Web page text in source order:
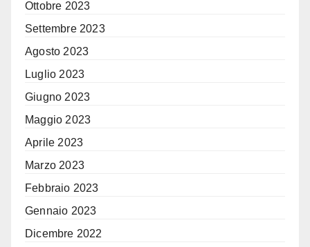
Ottobre 2023
Settembre 2023
Agosto 2023
Luglio 2023
Giugno 2023
Maggio 2023
Aprile 2023
Marzo 2023
Febbraio 2023
Gennaio 2023
Dicembre 2022